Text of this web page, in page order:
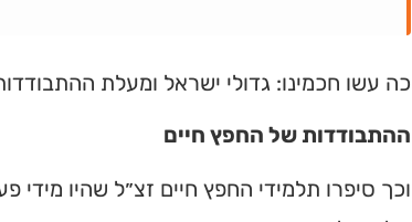
כה עשו חכמינו: גדולי ישראל ומעלת
ההתבודדות של החפץ חיים
וכך סיפרו תלמידי החפץ חיים זצ״ל שהיו